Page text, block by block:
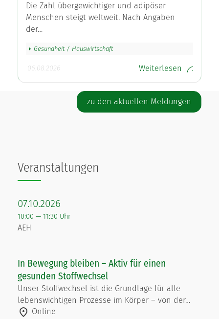
Die Zahl übergewichtiger und adipöser
Menschen steigt weltweit. Nach Angaben
der…
Gesundheit / Hauswirtschaft
06.08.2026 Weiterlesen
zu den aktuellen Meldungen
Veranstaltungen
07.10.2026
10:00 — 11:30 Uhr
AEH
In Bewegung bleiben – Aktiv für einen
gesunden Stoffwechsel
Unser Stoffwechsel ist die Grundlage für alle
lebenswichtigen Prozesse im Körper – von der…
Online